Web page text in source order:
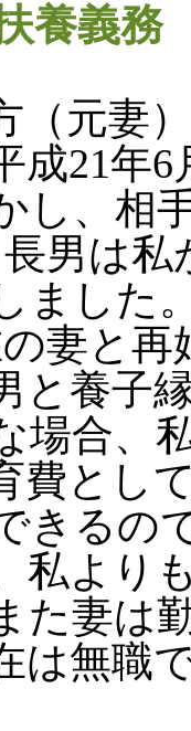
養義務
元妻
成21年
し、相
男は私
ました
妻と
と養子
場合、
費とし
きるの
私より
た妻は
は無職